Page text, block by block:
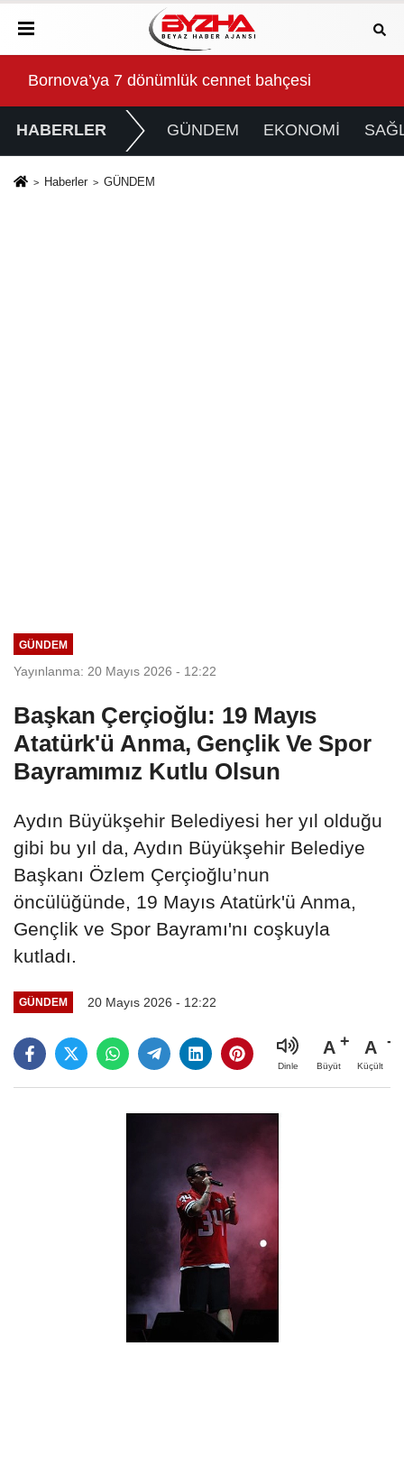
Gökeyüp Mahallesi'nin Su Sorunu Çözüme
HABERLER GÜNDEM EKONOMİ
Haberler GÜNDEM
GÜNDEM
Yayınlanma: 20 Mayıs 2026 - 12:22
Başkan Çerçioğlu: 19 Mayıs
Atatürk'ü Anma, Gençlik Ve Spor
Bayramımız Kutlu Olsun
Aydın Büyükşehir Belediyesi her yıl olduğu
gibi bu yıl da, Aydın Büyükşehir Belediye
Başkanı Özlem Çerçioğlu’nun
öncülüğünde, 19 Mayıs Atatürk'ü Anma,
Gençlik ve Spor Bayramı'nı coşkuyla
kutladı.
GÜNDEM 20 Mayıs 2026 - 12:22
Dinle
A
Büyüt
A
Küçült